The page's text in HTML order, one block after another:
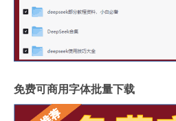
免费可商用字体批量下载